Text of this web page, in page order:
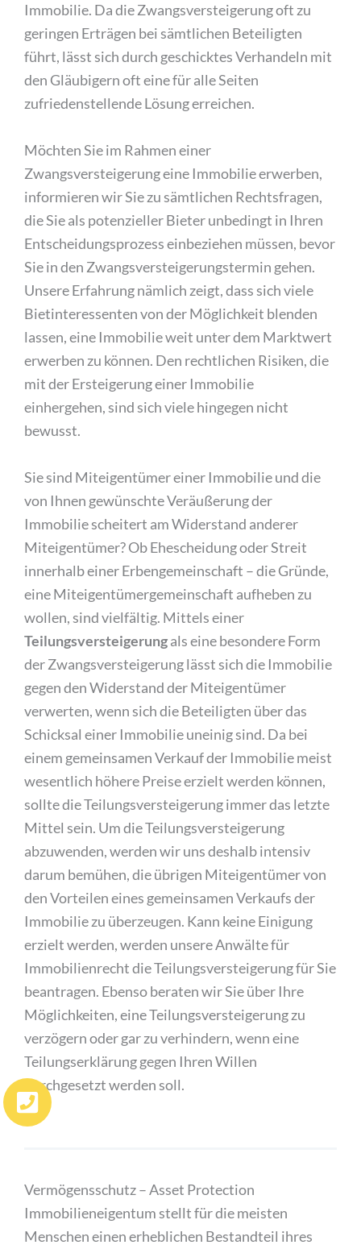
Immobilie. Da die Zwangsversteigerung oft zu
geringen Erträgen bei sämtlichen Beteiligten
führt, lässt sich durch geschicktes Verhandeln mit
den Gläubigern oft eine für alle Seiten
zufriedenstellende Lösung erreichen.
Möchten Sie im Rahmen einer
Zwangsversteigerung eine Immobilie erwerben,
informieren wir Sie zu sämtlichen Rechtsfragen,
die Sie als potenzieller Bieter unbedingt in Ihren
Entscheidungsprozess einbeziehen müssen, bevor
Sie in den Zwangsversteigerungstermin gehen.
Unsere Erfahrung nämlich zeigt, dass sich viele
Bietinteressenten von der Möglichkeit blenden
lassen, eine Immobilie weit unter dem Marktwert
erwerben zu können. Den rechtlichen Risiken, die
mit der Ersteigerung einer Immobilie
einhergehen, sind sich viele hingegen nicht
bewusst.
Sie sind Miteigentümer einer Immobilie und die
von Ihnen gewünschte Veräußerung der
Immobilie scheitert am Widerstand anderer
Miteigentümer? Ob Ehescheidung oder Streit
innerhalb einer Erbengemeinschaft – die Gründe,
eine Miteigentümergemeinschaft aufheben zu
wollen, sind vielfältig. Mittels einer
Teilungsversteigerungals eine besondere Form
der Zwangsversteigerung lässt sich die Immobilie
gegen den Widerstand der Miteigentümer
verwerten, wenn sich die Beteiligten über das
Schicksal einer Immobilie uneinig sind. Da bei
einem gemeinsamen Verkauf der Immobilie meist
wesentlich höhere Preise erzielt werden können,
sollte die Teilungsversteigerung immer das letzte
Mittel sein. Um die Teilungsversteigerung
abzuwenden, werden wir uns deshalb intensiv
darum bemühen, die übrigen Miteigentümer von
den Vorteilen eines gemeinsamen Verkaufs der
Immobilie zu überzeugen. Kann keine Einigung
erzielt werden, werden unsere Anwälte für
Immobilienrecht die Teilungsversteigerung für Sie
beantragen. Ebenso beraten wir Sie über Ihre
Möglichkeiten, eine Teilungsversteigerung zu
verzögern oder gar zu verhindern, wenn eine
Teilungserklärung gegen Ihren Willen
durchgesetzt werden soll.
Vermögensschutz – Asset Protection
Immobilieneigentum stellt für die meisten
Menschen einen erheblichen Bestandteil ihres